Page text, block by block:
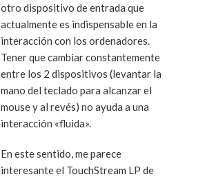
otro dispositivo de entrada que
actualmente es indispensable en la
interacción con los ordenadores.
Tener que cambiar constantemente
entre los 2 dispositivos (levantar la
mano del teclado para alcanzar el
mouse y al revés) no ayuda a una
interacción «fluida».
En este sentido, me parece
interesante el TouchStream LP de